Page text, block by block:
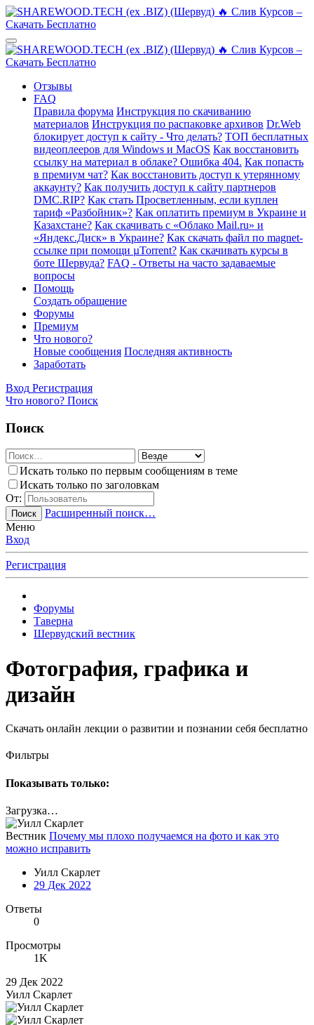
Отзывы
FAQ
Правила форума Инструкция по скачиванию
материалов Инструкция по распаковке архивов Dr.Web
блокирует доступ к сайту - Что делать? ТОП бесплатных
видеоплееров для Windows и MacOS Как восстановить
ссылку на материал в облаке? Ошибка 404. Как попасть
в премиум чат? Как восстановить доступ к утерянному
аккаунту? Как получить доступ к сайту партнеров
DMC.RIP? Как стать Просветленным, если куплен
тариф «Разбойник»? Как оплатить премиум в Украине и
Казахстане? Как скачивать с «Облако Mail.ru» и
«Яндекс.Диск» в Украине? Как скачать файл по magnet-
ссылке при помощи µTorrent? Как скачивать курсы в
боте Шервуда? FAQ - Ответы на часто задаваемые
вопросы
Помощь
Создать обращение
Форумы
Премиум
Что нового?
Новые сообщения Последняя активность
Заработать
Вход Регистрация
Что нового? Поиск
Поиск
Искать только по первым сообщениям в теме
Искать только по заголовкам
От:
Поиск
Расширенный поиск…
Меню
Вход
Регистрация
Форумы
Таверна
Шервудский вестник
Фотография, графика и
дизайн
Скачать онлайн лекции о развитии и познании себя бесплатно
Фильтры
Показывать только:
Загрузка…
Вестник Почему мы плохо получаемся на фото и как это
можно исправить
Уилл Скарлет
29 Дек 2022
Ответы
0
Просмотры
1K
29 Дек 2022
Уилл Скарлет